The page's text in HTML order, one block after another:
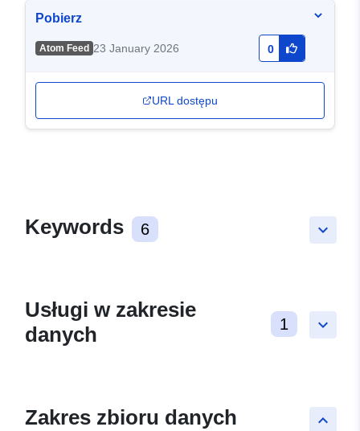
Pobierz
Atom Feed 23 January 2026 0
URL dostępu
keyboard_arrow_down
Keywords 6
keyboard_arrow_down
Usługi w zakresie
danych
1
keyboard_arrow_up
Zakres zbioru danych